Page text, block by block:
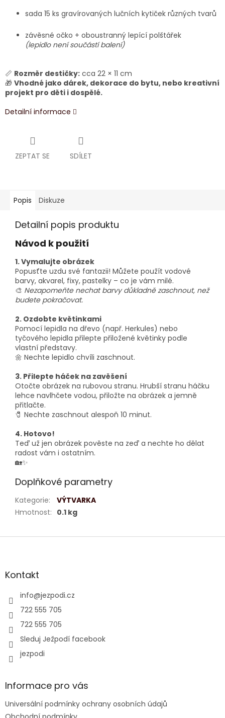
sada 15 ks gravírovaných lučních kytiček různých tvarů
závěsné očko + oboustranný lepící polštářek
(lepidlo není součástí balení)
📏 Rozměr destičky: cca 22 × 11 cm
🎁 Vhodné jako dárek, dekorace do bytu, nebo kreativní
projekt pro děti i dospělé.
Detailní informace
ZEPTAT SE SDÍLET
Popis Diskuze
Detailní popis produktu
Návod k použití
1. Vymalujte obrázek
Popusťte uzdu své fantazii! Můžete použít vodové
barvy, akvarel, fixy, pastelky – co je vám milé.
🎨 Nezapomeňte nechat barvy důkladně zaschnout, než
budete pokračovat.
2. Ozdobte květinkami
Pomocí lepidla na dřevo (např. Herkules) nebo
tyčového lepidla přilepte přiložené květinky podle
vlastní představy.
🌼 Nechte lepidlo chvíli zaschnout.
3. Přilepte háček na zavěšení
Otočte obrázek na rubovou stranu. Hrubší stranu háčku
lehce navlhčete vodou, přiložte na obrázek a jemně
přitlačte.
🧷 Nechte zaschnout alespoň 10 minut.
4. Hotovo!
Teď už jen obrázek pověste na zeď a nechte ho dělat
radost vám i ostatním.
🏡✨
Doplňkové parametry
Kategorie:
VÝTVARKA
Hmotnost: 0.1 kg
Z
aKontakt
info@jezpodi.cz
722 555 705
722 555 705
Sleduj Ježpodí facebook
jezpodi
Informace pro vás
Universální podmínky ochrany osobních údajů